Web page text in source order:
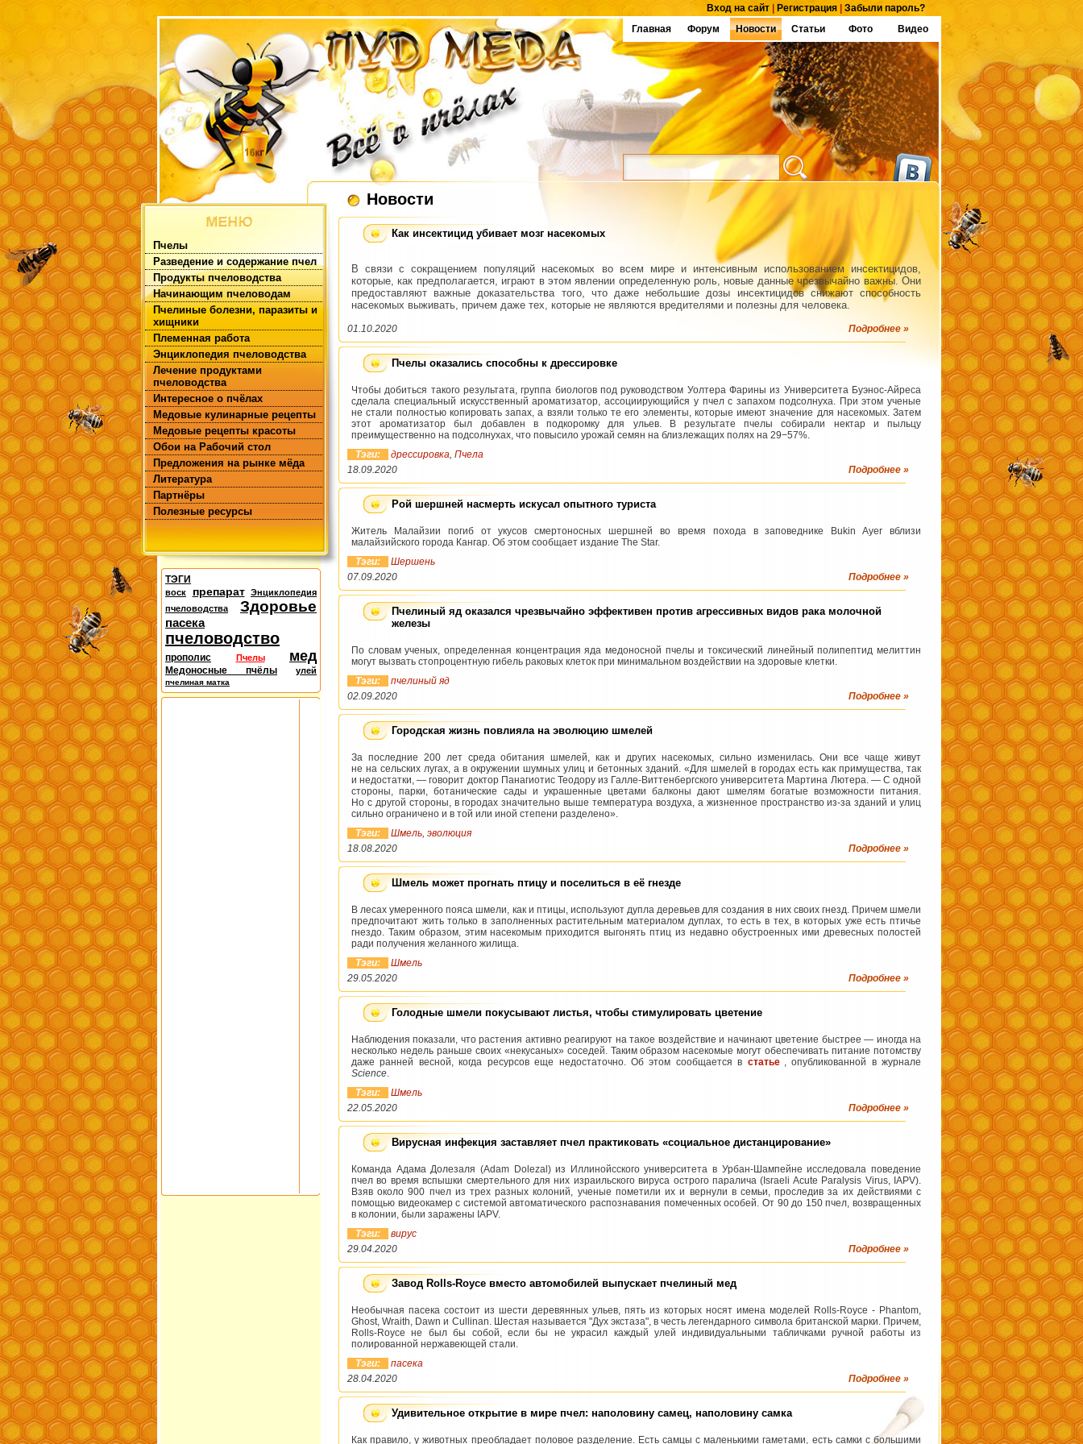
Вход на сайт Регистрация
Забыли пароль?
Главная
Форум Новости Статьи Фото Видео
Пчелы
Разведение и содержание пчел
Продукты пчеловодства
Начинающим пчеловодам
Пчелиные болезни, паразиты и
хищники
Племенная работа
Энциклопедия пчеловодства
Лечение продуктами
пчеловодства
Интересное о пчёлах
Медовые кулинарные рецепты
Медовые рецепты красоты
Обои на Рабочий стол
Предложения на рынке мёда
Литература
Партнёры
Полезные ресурсы
ТЭГИ
воск препарат
Энциклопедия
пчеловодства
Здоровье
пасека
пчеловодство
прополис Пчелы мед
Медоносные пчёлы улей
пчелиная матка
Новости
Как инсектицид убивает мозг насекомых
В связи с сокращением популяций насекомых во всем мире и интенсивным использованием инсектицидов,
которые, как предполагается, играют в этом явлении определенную роль, новые данные чрезвычайно важны. Они
предоставляют важные доказательства того, что даже небольшие дозы инсектицидов снижают способность
насекомых выживать, причем даже тех, которые не являются вредителями и полезны для человека.
01.10.2020 Подробнее »
Пчелы оказались способны к дрессировке
Чтобы добиться такого результата, группа биологов под руководством Уолтера Фарины из Университета Буэнос-Айреса
сделала специальный искусственный ароматизатор, ассоциирующийся у пчел с запахом подсолнуха. При этом ученые
не стали полностью копировать запах, а взяли только те его элементы, которые имеют значение для насекомых. Затем
этот ароматизатор был добавлен в подкоромку для ульев. В результате пчелы собирали нектар и пыльцу
преимущественно на подсолнухах, что повысило урожай семян на близлежащих полях на 29−57%.
Тэги:
дрессировка, Пчела
18.09.2020
Подробнее »
Рой шершней насмерть искусал опытного туриста
Житель Малайзии погиб от укусов смертоносных шершней во время похода в заповеднике Bukin Ayer вблизи
малайзийского города Кангар. Об этом сообщает издание The Star.
Тэги:
Шершень
07.09.2020
Подробнее »
Пчелиный яд оказался чрезвычайно эффективен против агрессивных видов рака молочной
железы
По словам ученых, определенная концентрация яда медоносной пчелы и токсический линейный полипептид мелиттин
могут вызвать стопроцентную гибель раковых клеток при минимальном воздействии на здоровые клетки.
Тэги:
пчелиный яд
02.09.2020
Подробнее »
Городская жизнь повлияла на эволюцию шмелей
За последние 200 лет среда обитания шмелей, как и других насекомых, сильно изменилась. Они все чаще живут
не на сельских лугах, а в окружении шумных улиц и бетонных зданий. «Для шмелей в городах есть как примущества, так
и недостатки, — говорит доктор Панагиотис Теодору из Галле-Виттенбергского университета Мартина Лютера. — С одной
стороны, парки, ботанические сады и украшенные цветами балконы дают шмелям богатые возможности питания.
Но с другой стороны, в городах значительно выше температура воздуха, а жизненное пространство из-за зданий и улиц
сильно ограничено и в той или иной степени разделено».
Тэги:
Шмель, эволюция
18.08.2020
Подробнее »
Шмель может прогнать птицу и поселиться в её гнезде
В лесах умеренного пояса шмели, как и птицы, используют дупла деревьев для создания в них своих гнезд. Причем шмели
предпочитают жить только в заполненных растительным материалом дуплах, то есть в тех, в которых уже есть птичье
гнездо. Таким образом, этим насекомым приходится выгонять птиц из недавно обустроенных ими древесных полостей
ради получения желанного жилища.
Тэги:
Шмель
29.05.2020
Подробнее »
Голодные шмели покусывают листья, чтобы стимулировать цветение
Наблюдения показали, что растения активно реагируют на такое воздействие и начинают цветение быстрее — иногда на
несколько недель раньше своих «некусаных» соседей. Таким образом насекомые могут обеспечивать питание потомству
даже ранней весной, когда ресурсов еще недостаточно. Об этом сообщается в статье , опубликованной в журнале
Science.
Тэги:
Шмель
22.05.2020
Подробнее »
Вирусная инфекция заставляет пчел практиковать «социальное дистанцирование»
Команда Адама Долезаля (Adam Dolezal) из Иллинойсского университета в Урбан-Шампейне исследовала поведение
пчел во время вспышки смертельного для них израильского вируса острого паралича (Israeli Acute Paralysis Virus, IAPV).
Взяв около 900 пчел из трех разных колоний, ученые пометили их и вернули в семьи, проследив за их действиями с
помощью видеокамер с системой автоматического распознавания помеченных особей. От 90 до 150 пчел, возвращенных
в колонии, были заражены IAPV.
Тэги:
вирус
29.04.2020
Подробнее »
Завод Rolls-Royce вместо автомобилей выпускает пчелиный мед
Необычная пасека состоит из шести деревянных ульев, пять из которых носят имена моделей Rolls-Royce - Phantom,
Ghost, Wraith, Dawn и Cullinan. Шестая называется "Дух экстаза", в честь легендарного символа британской марки. Причем,
Rolls-Royce не был бы собой, если бы не украсил каждый улей индивидуальными табличками ручной работы из
полированной нержавеющей стали.
Тэги:
пасека
28.04.2020
Подробнее »
Удивительное открытие в мире пчел: наполовину самец, наполовину самка
Как правило, у животных преобладает половое разделение. Есть самцы с маленькими гаметами, есть самки с большими